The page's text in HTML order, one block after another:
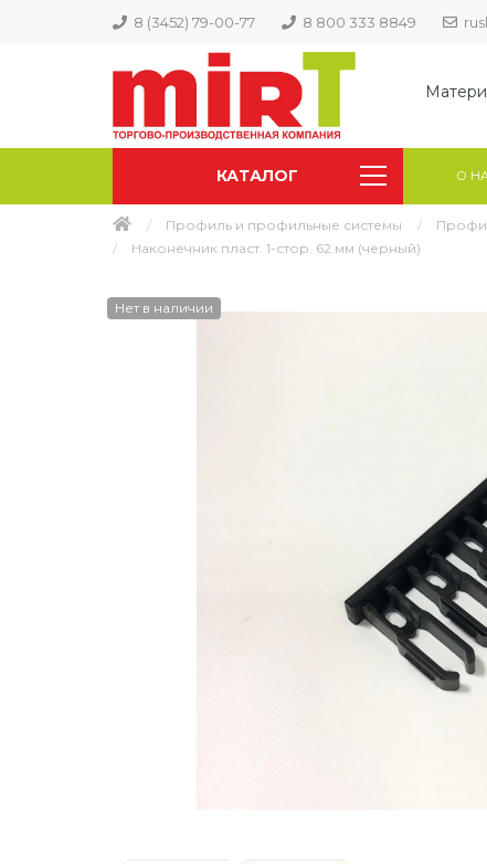
8 (3452) 79-00-77 8 800 333 8849
КАТАЛОГ О
Профиль и профильные системы
Наконечник пласт. 1-стор. 62 мм (чёрный)
Нет в наличии